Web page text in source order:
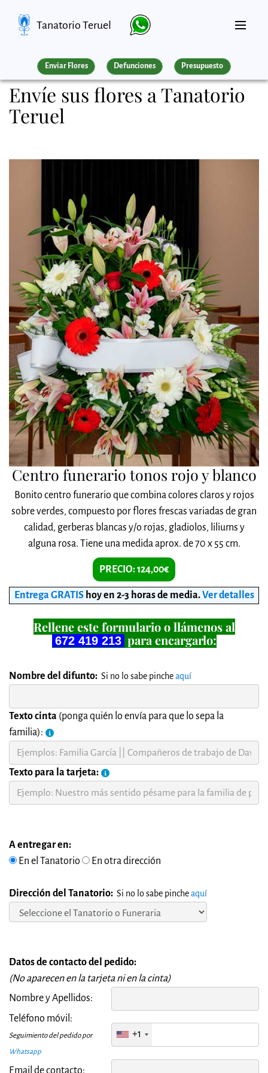
Tanatorio Teruel
Enviar Flores Defunciones Presupuesto
Envíe sus flores a Tanatorio
Teruel
Centro funerario tonos rojo y blanco
Bonito centro funerario que combina colores claros y rojos
sobre verdes, compuesto por flores frescas variadas de gran
calidad, gerberas blancas y/o rojas, gladiolos, liliums y
alguna rosa. Tiene una medida aprox. de 70 x 55 cm.
PRECIO: 124,00€
Entrega GRATIS hoy en 2-3 horas de media.Ver detalles
Rellene este formulario o llámenos al
672 419 213 para encargarlo:
Nombre del difunto: Si no lo sabe pincheaquí
Texto cinta (ponga quién lo envía para que lo sepa la
familia):
Texto para la tarjeta:
A entregar en:
En el Tanatorio
En otra dirección
Dirección del Tanatorio: Si no lo sabe pincheaquí
Datos de contacto del pedido:
(No aparecen en la tarjeta ni en la cinta)
Nombre y Apellidos:
Teléfono móvil:
Seguimiento del pedido por
Whatsapp
+1
Email de contacto: